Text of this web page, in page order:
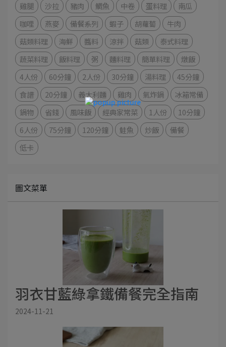
雞腿
沙拉 豬肉 鯛魚 中卷 蛋料理
南瓜
咖哩
燕麥 備餐系列 蝦子 胡蘿蔔
牛肉
菇類料理
海鮮 醬料 涼拌 菇類
泰式料理
蔬菜料理
飯料理 粥 麵料理 簡單料理
燉飯
4人份
60分鐘 2人份 30分鐘 湯料理
45分鐘
食譜
20分鐘 義大利麵 雞肉 氣炸鍋
冰箱常備
鍋物
省錢 風味飯 經典家常菜 1人份
10分鐘
6人份
75分鐘 120分鐘 鮭魚 炒飯
備餐
低卡
圖文菜單
羽衣甘藍綠拿鐵備餐完全指南
2024-11-21